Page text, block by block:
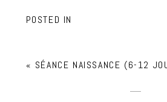
POSTED IN
« SÉANCE NAISSANCE (6-12